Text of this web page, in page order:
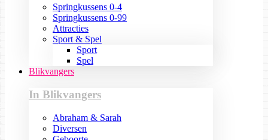
Springkussens 0-4
Springkussens 0-99
Attracties
Sport & Spel
Sport
Spel
Blikvangers
In Blikvangers
Abraham & Sarah
Diversen